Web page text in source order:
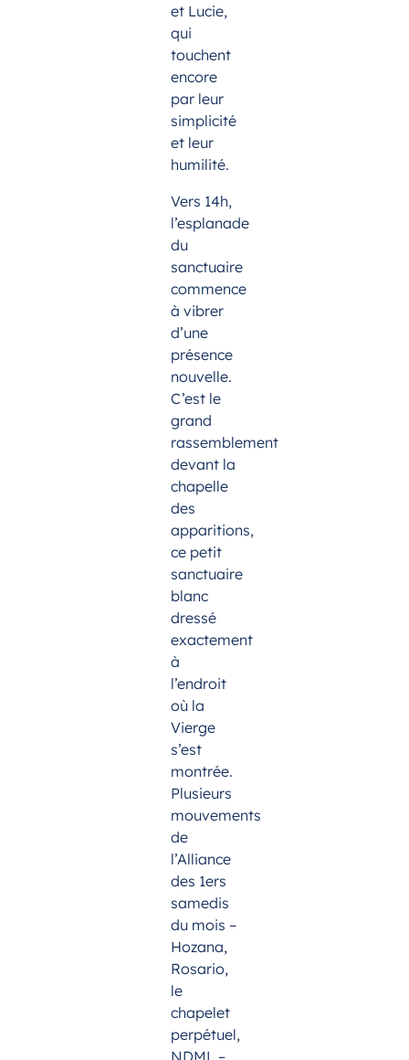
et Lucie,
qui
touchent
encore
par leur
simplicité
et leur
humilité.
Vers 14h,
l’esplanade
du
sanctuaire
commence
à vibrer
d’une
présence
nouvelle.
C’est le
grand
rassemblement
devant la
chapelle
des
apparitions,
ce petit
sanctuaire
blanc
dressé
exactement
à
l’endroit
où la
Vierge
s’est
montrée.
Plusieurs
mouvements
de
l’Alliance
des 1ers
samedis
du mois –
Hozana,
Rosario,
le
chapelet
perpétuel,